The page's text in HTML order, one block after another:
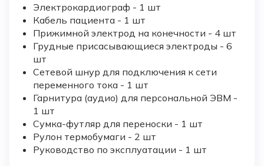
Электрокардиограф - 1 шт
Кабель пациента - 1 шт
Прижимной электрод на конечности - 4 шт
Грудные присасывающиеся электроды - 6
шт
Сетевой шнур для подключения к сети
переменного тока - 1 шт
Гарнитура (аудио) для персональной ЭВМ -
1 шт
Сумка-футляр для переноски - 1 шт
Рулон термобумаги - 2 шт
Руководство по эксплуатации - 1 шт